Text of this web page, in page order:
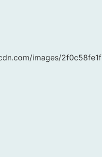
images/